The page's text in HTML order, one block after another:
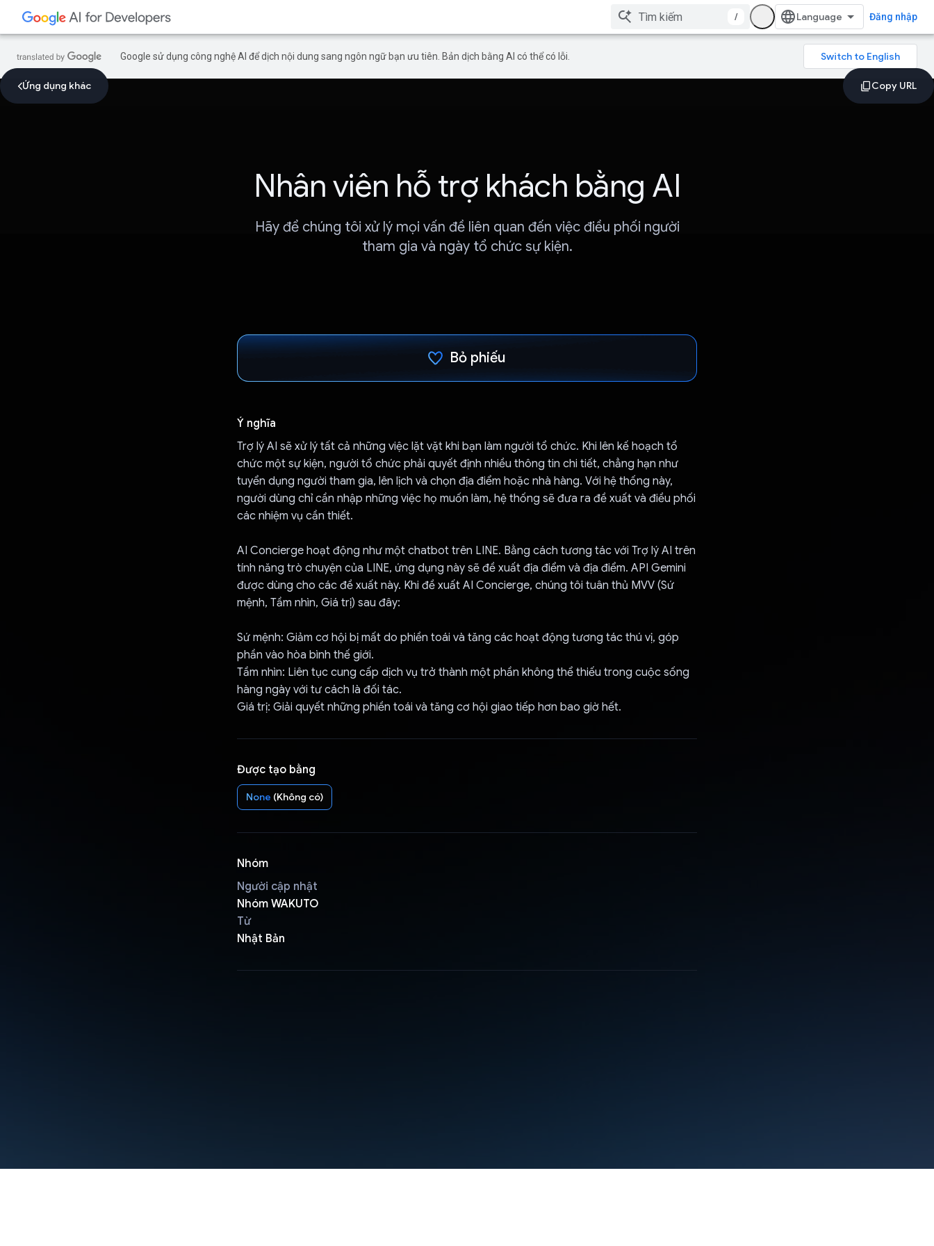
/ Đăng nhập
Google sử dụng công nghệ AI để dịch nội dung sang ngôn ngữ bạn ưu tiên. Bản dịch bằng AI có thể có lỗi.
Ứng dụng khác
Nhân viên hỗ trợ khách bằng AI
Hãy để chúng tôi xử lý mọi vấn đề liên quan đến việc điều phối người
tham gia và ngày tổ chức sự kiện.
Bỏ phiếu
Ý nghĩa
Trợ lý AI sẽ xử lý tất cả những việc lặt vặt khi bạn làm người tổ chức. Khi lên kế hoạch tổ
chức một sự kiện, người tổ chức phải quyết định nhiều thông tin chi tiết, chẳng hạn như
tuyển dụng người tham gia, lên lịch và chọn địa điểm hoặc nhà hàng. Với hệ thống này,
người dùng chỉ cần nhập những việc họ muốn làm, hệ thống sẽ đưa ra đề xuất và điều phối
các nhiệm vụ cần thiết.
AI Concierge hoạt động như một chatbot trên LINE. Bằng cách tương tác với Trợ lý AI trên
tính năng trò chuyện của LINE, ứng dụng này sẽ đề xuất địa điểm và địa điểm. API Gemini
được dùng cho các đề xuất này. Khi đề xuất AI Concierge, chúng tôi tuân thủ MVV (Sứ
mệnh, Tầm nhìn, Giá trị) sau đây:
Sứ mệnh: Giảm cơ hội bị mất do phiền toái và tăng các hoạt động tương tác thú vị, góp
phần vào hòa bình thế giới.
Tầm nhìn: Liên tục cung cấp dịch vụ trở thành một phần không thể thiếu trong cuộc sống
hàng ngày với tư cách là đối tác.
Giá trị: Giải quyết những phiền toái và tăng cơ hội giao tiếp hơn bao giờ hết.
Được tạo bằng
None (Không có)
Nhóm
Người cập nhật
Nhóm WAKUTO
Từ
Nhật Bản